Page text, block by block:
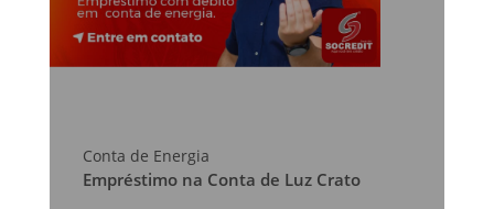
Conta de Energia
Empréstimo na Conta de Luz Crato